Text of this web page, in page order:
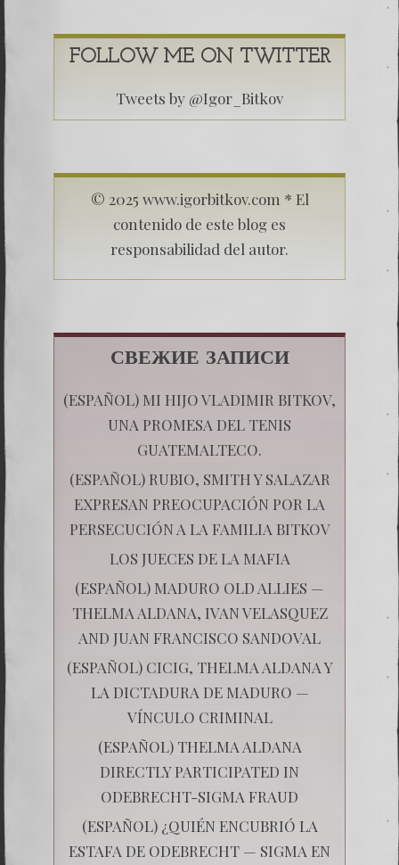
FOLLOW ME ON TWITTER
Tweets by @Igor_Bitkov
© 2025 www.igorbitkov.com * El
contenido de este blog es
responsabilidad del autor.
СВЕЖИЕ ЗАПИСИ
(ESPAÑOL) MI HIJO VLADIMIR BITKOV,
UNA PROMESA DEL TENIS
GUATEMALTECO.
(ESPAÑOL) RUBIO, SMITH Y SALAZAR
EXPRESAN PREOCUPACIÓN POR LA
PERSECUCIÓN A LA FAMILIA BITKOV
LOS JUECES DE LA MAFIA
(ESPAÑOL) MADURO OLD ALLIES —
THELMA ALDANA, IVAN VELASQUEZ
AND JUAN FRANCISCO SANDOVAL
(ESPAÑOL) CICIG, THELMA ALDANA Y
LA DICTADURA DE MADURO —
VÍNCULO CRIMINAL
(ESPAÑOL) THELMA ALDANA
DIRECTLY PARTICIPATED IN
ODEBRECHT-SIGMA FRAUD
(ESPAÑOL) ¿QUIÉN ENCUBRIÓ LA
ESTAFA DE ODEBRECHT — SIGMA EN